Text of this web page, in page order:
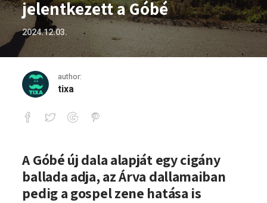
jelentkezett a Góbé
2024.12.03.
author:
tixa
Szívszaggató balladával jelentkezett a
A Góbé új dala alapját egy cigány
ballada adja, az Árva dallamaiban
pedig a gospel zene hatása is